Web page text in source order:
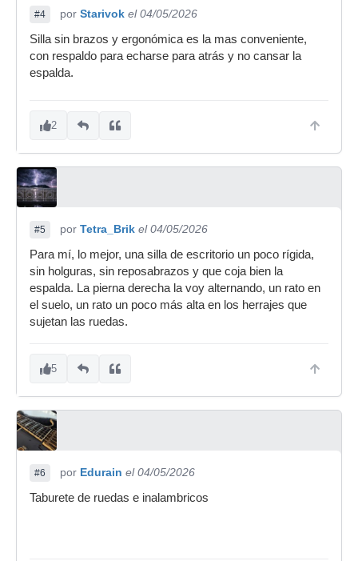
#4 por Starivok el 04/05/2026
Silla sin brazos y ergonómica es la mas conveniente,
con respaldo para echarse para atrás y no cansar la
espalda.
2
#5 por Tetra_Brik el 04/05/2026
Para mí, lo mejor, una silla de escritorio un poco rígida,
sin holguras, sin reposabrazos y que coja bien la
espalda. La pierna derecha la voy alternando, un rato en
el suelo, un rato un poco más alta en los herrajes que
sujetan las ruedas.
5
#6 por Edurain el 04/05/2026
Taburete de ruedas e inalambricos